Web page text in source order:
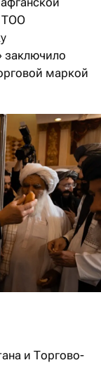
ТОО
заключило
маркой
и Торгово-